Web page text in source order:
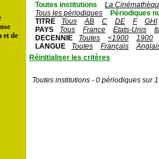
et de
Toutes institutions
La
Tous les périodiques
Périodiques
TITRE
Tous AB C DE F
GHI
PAYS
Tous France Etats-Unis
DECENNIE
Toutes <1900
1900
LANGUE
Toutes Français
Réinitialiser les critères
Toutes institutions - 0 périodiques sur